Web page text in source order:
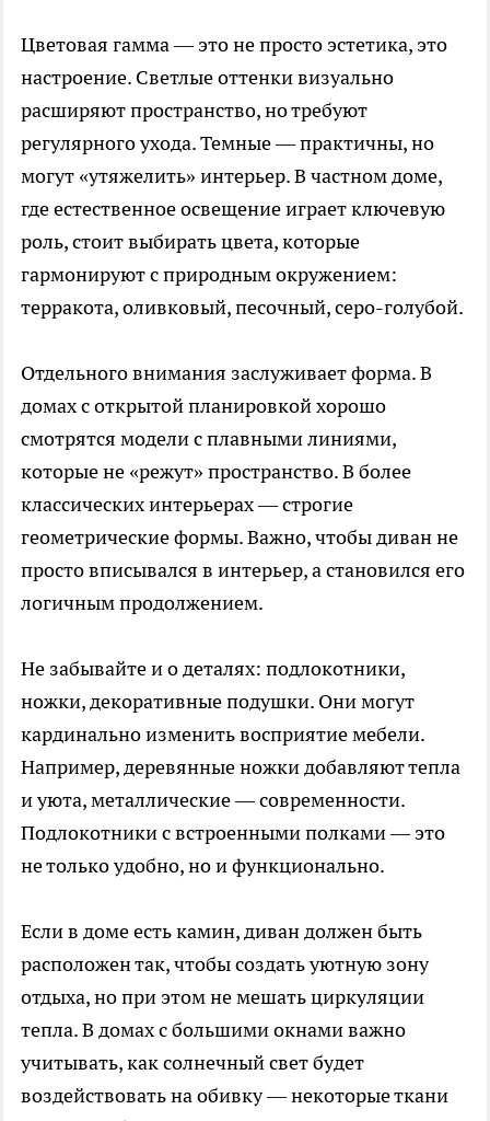
Цветовая гамма — это не просто эстетика, это
настроение. Светлые оттенки визуально
расширяют пространство, но требуют
регулярного ухода. Темные — практичны, но
могут «утяжелить» интерьер. В частном доме,
где естественное освещение играет ключевую
роль, стоит выбирать цвета, которые
гармонируют с природным окружением:
терракота, оливковый, песочный, серо-голубой.
Отдельного внимания заслуживает форма. В
домах с открытой планировкой хорошо
смотрятся модели с плавными линиями,
которые не «режут» пространство. В более
классических интерьерах — строгие
геометрические формы. Важно, чтобы диван не
просто вписывался в интерьер, а становился его
логичным продолжением.
Не забывайте и о деталях: подлокотники,
ножки, декоративные подушки. Они могут
кардинально изменить восприятие мебели.
Например, деревянные ножки добавляют тепла
и уюта, металлические — современности.
Подлокотники с встроенными полками — это
не только удобно, но и функционально.
Если в доме есть камин, диван должен быть
расположен так, чтобы создать уютную зону
отдыха, но при этом не мешать циркуляции
тепла. В домах с большими окнами важно
учитывать, как солнечный свет будет
воздействовать на обивку — некоторые ткани